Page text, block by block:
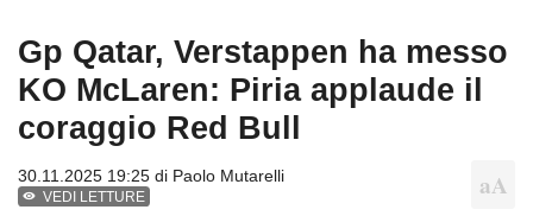
Gp Qatar, Verstappen ha messo
KO McLaren: Piria applaude il
coraggio Red Bull
30.11.2025 19:25 di Paolo Mutarelli
VEDI LETTURE